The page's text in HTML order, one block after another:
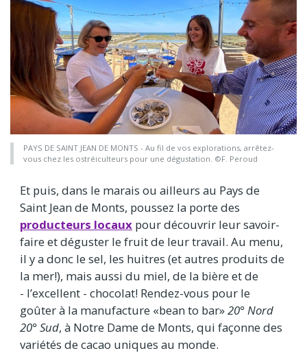
PAYS DE SAINT JEAN DE MONTS - Au fil de vos explorations, arrêtez-
vous chez les ostréiculteurs pour une dégustation. ©F. Peroud
Et puis, dans le marais ou ailleurs au Pays de
Saint Jean de Monts, poussez la porte des
producteurs locaux pour découvrir leur savoir-
faire et déguster le fruit de leur travail. Au menu,
il y a donc le sel, les huitres (et autres produits de
la mer!), mais aussi du miel, de la bière et de
- l’excellent - chocolat! Rendez-vous pour le
goûter à la manufacture «bean to bar»20° Nord
20° Sud, à Notre Dame de Monts, qui façonne des
variétés de cacao uniques au monde.